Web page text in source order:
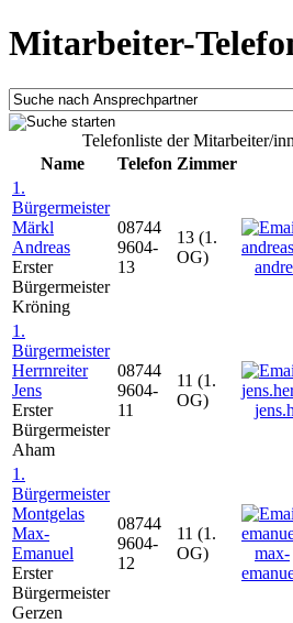
Mitarbeiter-
Telefonliste der Mitarbeiter/
Name
Telefon Zimmer
1.
Bürgermeister
Märkl
Andreas
Erster
Bürgermeister
Kröning
08744
9604-
13
13 (1.
OG)
1.
Bürgermeister
Herrnreiter
Jens
Erster
Bürgermeister
Aham
08744
9604-
11
11 (1.
OG)
1.
Bürgermeister
Montgelas
Max-
Emanuel
Erster
Bürgermeister
Gerzen
08744
9604-
12
11 (1.
OG)
max-